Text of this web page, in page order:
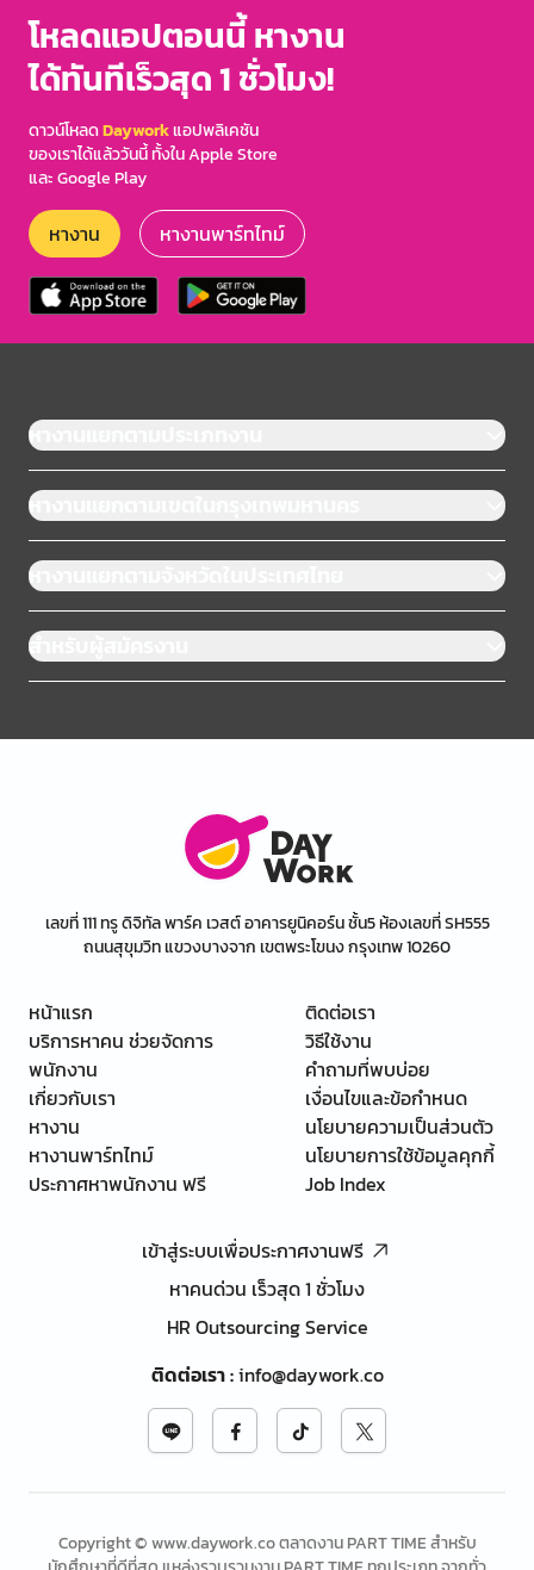
โหลดแอปตอนนี้ หางาน
ได้ทันทีเร็วสุด 1 ชั่วโมง!
ดาวน์โหลดDayworkแอปพลิเคชัน
ของเราได้แล้ววันนี้ ทั้งใน Apple Store
และ Google Play
หางาน หางานพาร์ทไทม์
หางานแยกตามประเภทงาน
หางานแยกตามเขตในกรุงเทพมหานคร
หางานแยกตามจังหวัดในประเทศไทย
สำหรับผู้สมัครงาน
เลขที่ 111 ทรู ดิจิทัล พาร์ค เวสต์ อาคารยูนิคอร์น ชั้น5 ห้องเลขที่ SH555
ถนนสุขุมวิท แขวงบางจาก เขตพระโขนง กรุงเทพ 10260
หน้าแรก
บริการหาคน ช่วยจัดการ
พนักงาน
เกี่ยวกับเรา
หางาน
หางานพาร์ทไทม์
ประกาศหาพนักงาน ฟรี
ติดต่อเรา
วิธีใช้งาน
คำถามที่พบบ่อย
เงื่อนไขและข้อกำหนด
นโยบายความเป็นส่วนตัว
นโยบายการใช้ข้อมูลคุกกี้
Job Index
เข้าสู่ระบบเพื่อประกาศงานฟรี
หาคนด่วน เร็วสุด 1 ชั่วโมง
HR Outsourcing Service
ติดต่อเรา:info@daywork.co
Copyright © www.daywork.co ตลาดงาน PART TIME สำหรับ